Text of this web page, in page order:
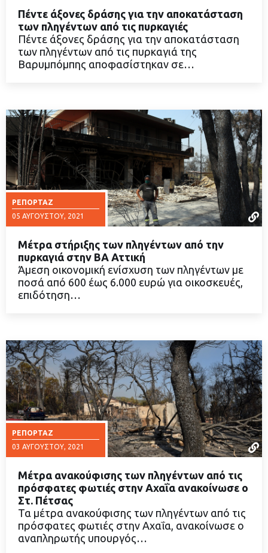
ΔΙΑΒΑΣΤΕ ΠΕΡΙΣΣΟΤΕΡΑ
Πέντε άξονες δράσης για την αποκατάσταση
των πληγέντων από τις πυρκαγιές
Πέντε άξονες δράσης για την αποκατάσταση
των πληγέντων από τις πυρκαγιά της
Βαρυμπόμπης αποφασίστηκαν σε…
ΡΕΠΟΡΤΆΖ
05 ΑΥΓΟΎΣΤΟΥ, 2021
ΔΙΑΒΑΣΤΕ ΠΕΡΙΣΣΟΤΕΡΑ
Μέτρα στήριξης των πληγέντων από την
πυρκαγιά στην ΒΑ Αττική
Άμεση οικονομική ενίσχυση των πληγέντων με
ποσά από 600 έως 6.000 ευρώ για οικοσκευές,
επιδότηση…
ΡΕΠΟΡΤΆΖ
03 ΑΥΓΟΎΣΤΟΥ, 2021
ΔΙΑΒΑΣΤΕ ΠΕΡΙΣΣΟΤΕΡΑ
Μέτρα ανακούφισης των πληγέντων από τις
πρόσφατες φωτιές στην Αχαΐα ανακοίνωσε ο
Στ. Πέτσας
Τα μέτρα ανακούφισης των πληγέντων από τις
πρόσφατες φωτιές στην Αχαΐα, ανακοίνωσε ο
αναπληρωτής υπουργός…